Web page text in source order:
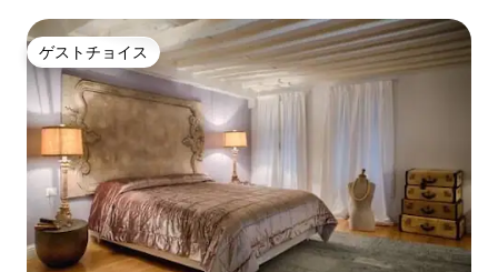
ゲストチョイス
ゲストチョイス